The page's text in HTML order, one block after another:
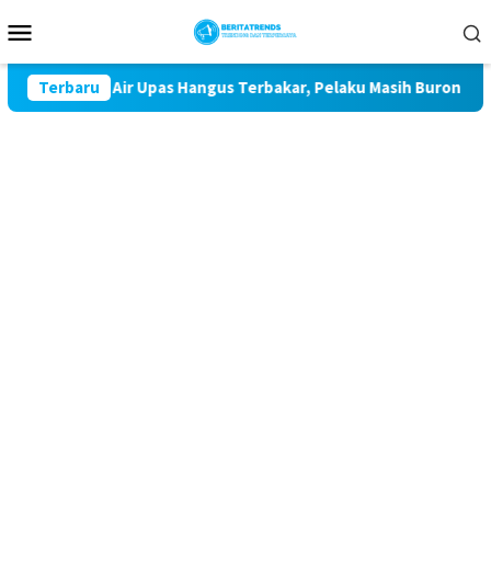
ke
Mobile
Terbaru
di Air Upas Hangus Terbakar, Pelaku Masih Buron